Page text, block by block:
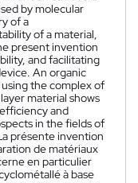
by molecular
of a
of a material,
present invention
and facilitating
An organic
the complex of
material shows
and
in the fields of
présente invention
de matériaux
en particulier
à base